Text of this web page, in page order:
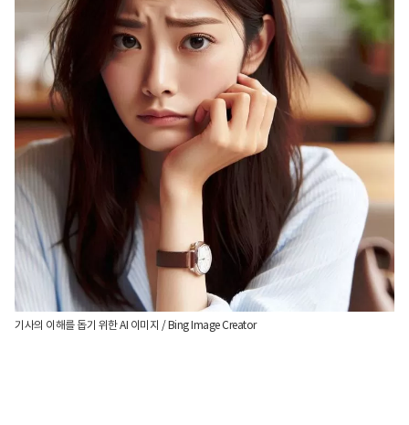
기사의 이해를 돕기 위한 AI 이미지 / Bing Image Creator